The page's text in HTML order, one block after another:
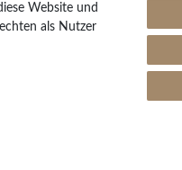
Website und
als Nutzer